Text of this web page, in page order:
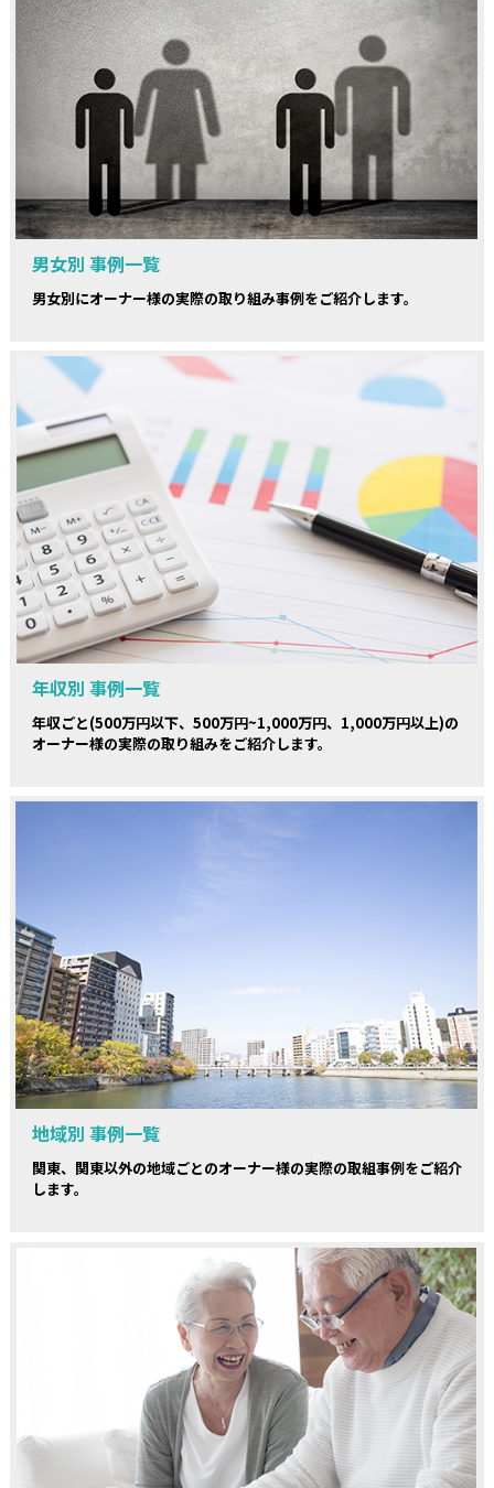
男女別 事例一覧
男女別にオーナー様の実際の取り組み事例をご紹介します。
年収別 事例一覧
年収ごと(500万円以下、500万円~1,000万円、1,000万円以上)の
オーナー様の実際の取り組みをご紹介します。
地域別 事例一覧
関東、関東以外の地域ごとのオーナー様の実際の取組事例をご紹介
します。